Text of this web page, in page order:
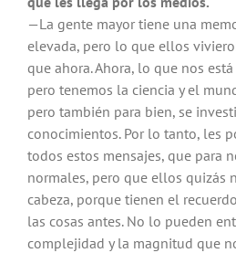
—La gente mayor tiene una
elevada, pero lo que ellos
que ahora. Ahora, lo que nos
pero tenemos la ciencia y el
pero también para bien, se
conocimientos. Por lo tanto, les
todos estos mensajes, que para
normales, pero que ellos quizás
cabeza, porque tienen el
las cosas antes. No lo pueden
complejidad y la magnitud que